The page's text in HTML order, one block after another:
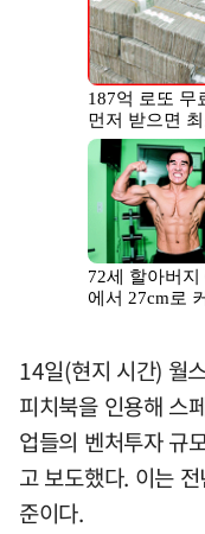
14일(현지 시간) 월
피치북을 인용해 스
업들의 벤처투자 규
고 보도했다. 이는
준이다.